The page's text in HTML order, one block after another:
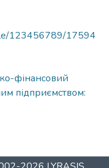
123456789/17594
фінансовий
підприємством: